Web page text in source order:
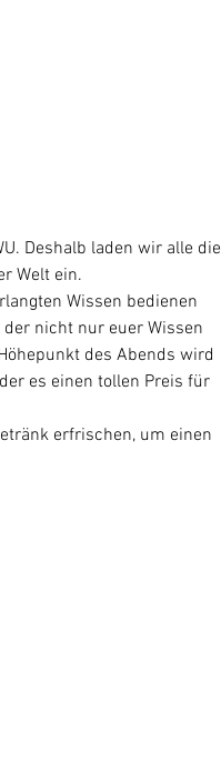
Deshalb laden wir alle die
Welt ein.
Wissen bedienen
nicht nur euer Wissen
des Abends wird
es einen tollen Preis für
erfrischen, um einen